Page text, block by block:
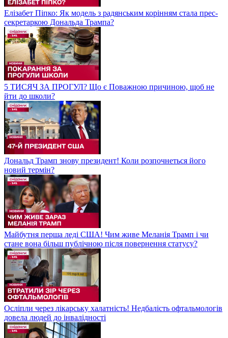
Елізабет Піпко: Як модель з радянським корінням стала прес-
секретаркою Дональда Трампа?
5 ТИСЯЧ ЗА ПРОГУЛ? Що є Поважною причиною, щоб не
йти до школи?
Дональд Трамп знову президент! Коли розпочнеться його
новий термін?
Майбутня перша леді США! Чим живе Меланія Трамп і чи
стане вона більш публічною після повернення статусу?
Осліпли через лікарську халатність! Недбалість офтальмологів
довела людей до інвалідності